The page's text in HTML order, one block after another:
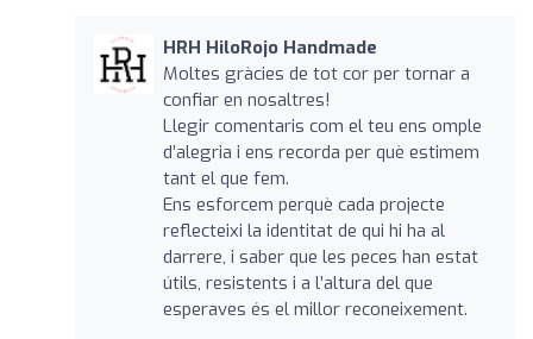
HRH HiloRojo Handmade
Moltes gràcies de tot cor per tornar a
confiar en nosaltres!
Llegir comentaris com el teu ens omple
d’alegria i ens recorda per què estimem
tant el que fem.
Ens esforcem perquè cada projecte
reflecteixi la identitat de qui hi ha al
darrere, i saber que les peces han estat
útils, resistents i a l’altura del que
esperaves és el millor reconeixement.